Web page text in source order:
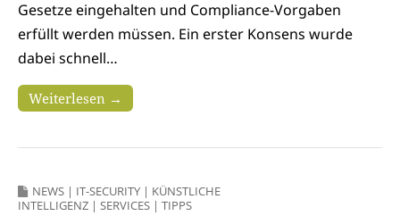
Gesetze eingehalten und Compliance-Vorgaben
erfüllt werden müssen. Ein erster Konsens wurde
dabei schnell…
Weiterlesen →
NEWS | IT-SECURITY | KÜNSTLICHE
INTELLIGENZ | SERVICES | TIPPS